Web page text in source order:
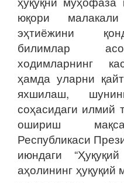
юқори
эҳтиёжини
билимлар
ходимларнинг
ҳамда уларни
яхшилаш,
соҳасидаги илмий
ошириш
Республикаси
июндаги
аҳолининг